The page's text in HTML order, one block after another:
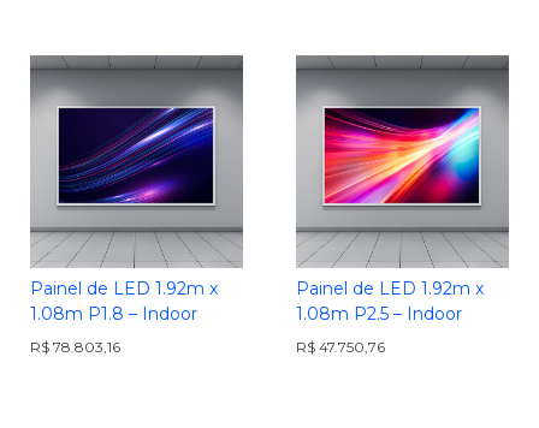
Painel de LED 1.92m x
1.08m P1.8 – Indoor
R$ 78.803,16
Painel de LED 1.92m x
1.08m P2.5 – Indoor
R$ 47.750,76